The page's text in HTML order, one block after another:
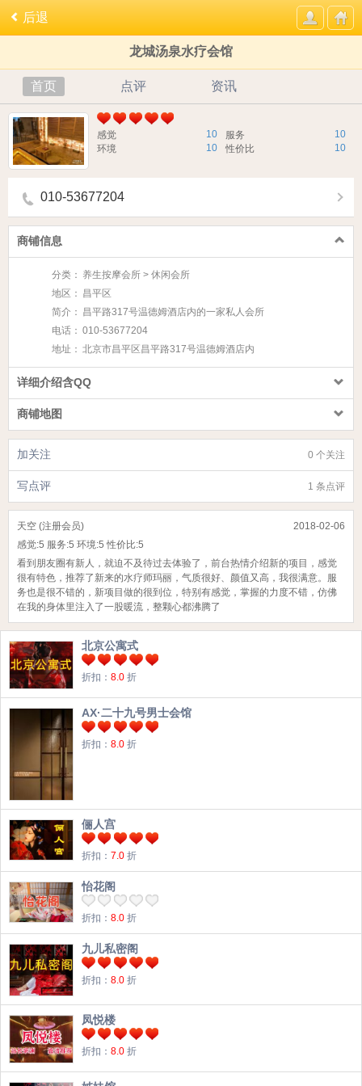
后退
龙城汤泉水疗会馆
首页 点评 资讯
10
感觉 10
服务
10
环境 10
性价比
010-53677204
商铺信息
分类： 养生按摩会所 > 休闲会所
地区： 昌平区
简介： 昌平路317号温德姆酒店内的一家私人会所
电话： 010-53677204
地址： 北京市昌平区昌平路317号温德姆酒店内
详细介绍含QQ
商铺地图
0 个关注
加关注
1 条点评
写点评
2018-02-06
天空 (注册会员)
感觉:5 服务:5 环境:5 性价比:5
看到朋友圈有新人，就迫不及待过去体验了，前台热情介绍新的项目，感觉
很有特色，推荐了新来的水疗师玛丽，气质很好、颜值又高，我很满意。服
务也是很不错的，新项目做的很到位，特别有感觉，掌握的力度不错，仿佛
在我的身体里注入了一股暖流，整颗心都沸腾了
北京公寓式
折扣： 8.0 折
AX·二十九号男士会馆
折扣： 8.0 折
俪人宫
折扣： 7.0 折
怡花阁
折扣： 8.0 折
九儿私密阁
折扣： 8.0 折
凤悦楼
折扣： 8.0 折